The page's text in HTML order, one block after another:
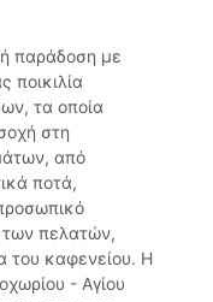
παράδοση με
ποικιλία
τα οποία
στη
από
ποτά,
των πελατών,
του καφενείου. Η
- Αγίου